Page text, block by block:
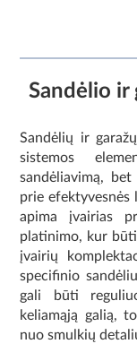
Sandėlio ir
Sandėlių ir
sistemos
sandėliavimą,
prie efektyvesnės
apima įvairias
platinimo, kur
įvairių
specifinio
gali būti
keliamąją galią,
nuo ​​smulkių